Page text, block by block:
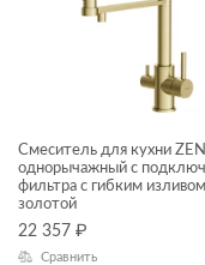
ТИП ПРОДУКТА
смесители
ЦВЕТ
Смеситель для кухни ZEN
однорычажный с
фильтра с гибким изливом
золотой
22 357 ₽
Сравнить